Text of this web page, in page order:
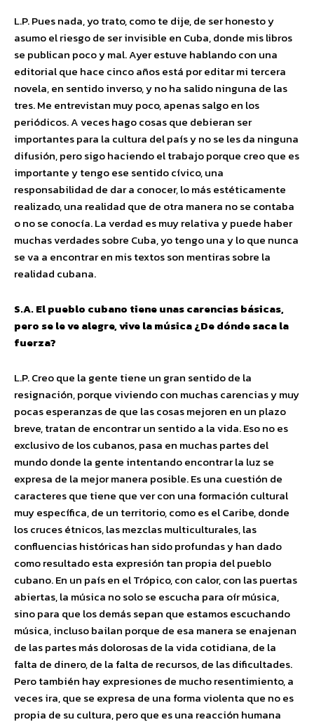
L.P. Pues nada, yo trato, como te dije, de ser honesto y
asumo el riesgo de ser invisible en Cuba, donde mis libros
se publican poco y mal. Ayer estuve hablando con una
editorial que hace cinco años está por editar mi tercera
novela, en sentido inverso, y no ha salido ninguna de las
tres. Me entrevistan muy poco, apenas salgo en los
periódicos. A veces hago cosas que debieran ser
importantes para la cultura del país y no se les da ninguna
difusión, pero sigo haciendo el trabajo porque creo que es
importante y tengo ese sentido cívico, una
responsabilidad de dar a conocer, lo más estéticamente
realizado, una realidad que de otra manera no se contaba
o no se conocía. La verdad es muy relativa y puede haber
muchas verdades sobre Cuba, yo tengo una y lo que nunca
se va a encontrar en mis textos son mentiras sobre la
realidad cubana.
S.A. El pueblo cubano tiene unas carencias básicas,
pero se le ve alegre, vive la música ¿De dónde saca la
fuerza?
L.P. Creo que la gente tiene un gran sentido de la
resignación, porque viviendo con muchas carencias y muy
pocas esperanzas de que las cosas mejoren en un plazo
breve, tratan de encontrar un sentido a la vida. Eso no es
exclusivo de los cubanos, pasa en muchas partes del
mundo donde la gente intentando encontrar la luz se
expresa de la mejor manera posible. Es una cuestión de
caracteres que tiene que ver con una formación cultural
muy específica, de un territorio, como es el Caribe, donde
los cruces étnicos, las mezclas multiculturales, las
confluencias históricas han sido profundas y han dado
como resultado esta expresión tan propia del pueblo
cubano. En un país en el Trópico, con calor, con las puertas
abiertas, la música no solo se escucha para oír música,
sino para que los demás sepan que estamos escuchando
música, incluso bailan porque de esa manera se enajenan
de las partes más dolorosas de la vida cotidiana, de la
falta de dinero, de la falta de recursos, de las dificultades.
Pero también hay expresiones de mucho resentimiento, a
veces ira, que se expresa de una forma violenta que no es
propia de su cultura, pero que es una reacción humana